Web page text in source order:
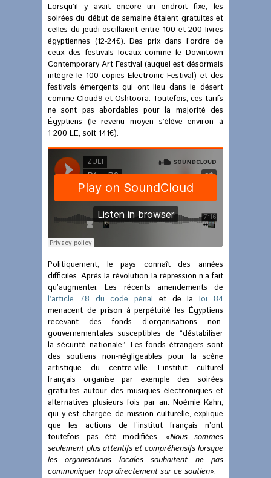
Lorsqu’il y avait encore un endroit fixe, les
soirées du début de semaine étaient gratuites et
celles du jeudi oscillaient entre 100 et 200 livres
égyptiennes (12-24€). Des prix dans l’ordre de
ceux des festivals locaux comme le Downtown
Contemporary Art Festival (auquel est désormais
intégré le 100 copies Electronic Festival) et des
festivals émergents qui ont lieu dans le désert
comme Cloud9 et Oshtoora. Toutefois, ces tarifs
ne sont pas abordables pour la majorité des
Égyptiens (le revenu moyen s’élève environ à
1 200 LE, soit 141€).
Politiquement, le pays connaît des années
difficiles. Après la révolution la répression n’a fait
qu’augmenter. Les récents amendements de
l’article 78 du code pénal et de laloi 84
menacent de prison à perpétuité les Égyptiens
recevant des fonds d’organisations non-
gouvernementales susceptibles de “déstabiliser
la sécurité nationale”. Les fonds étrangers sont
des soutiens non-négligeables pour la scène
artistique du centre-ville. L’institut culturel
français organise par exemple des soirées
gratuites autour des musiques électroniques et
alternatives plusieurs fois par an. Noémie Kahn,
qui y est chargée de mission culturelle, explique
que les actions de l’institut français n’ont
toutefois pas été modifiées. «Nous sommes
seulement plus attentifs et compréhensifs lorsque
les organisations locales souhaitent ne pas
communiquer trop directement sur ce soutien».